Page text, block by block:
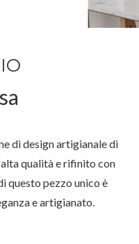
di design artigianale di
qualità e rifinito con
questo pezzo unico è
e artigianato.